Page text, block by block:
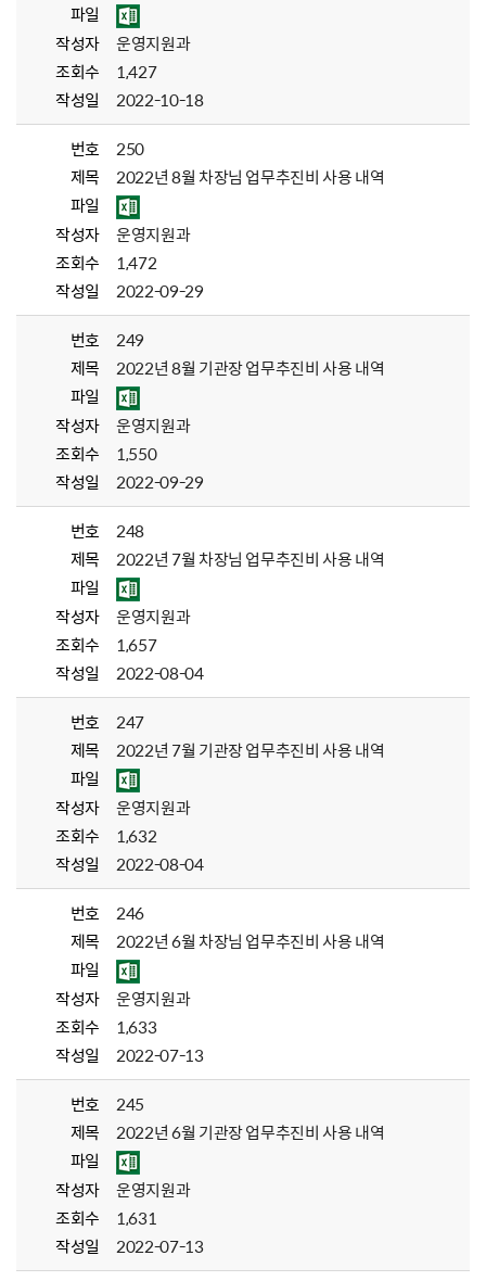
파일
작성자
운영지원과
조회수
1,427
작성일
2022-10-18
번호
250
제목
2022년 8월 차장님 업무추진비 사용 내역
파일
작성자
운영지원과
조회수
1,472
작성일
2022-09-29
번호
249
제목
2022년 8월 기관장 업무추진비 사용 내역
파일
작성자
운영지원과
조회수
1,550
작성일
2022-09-29
번호
248
제목
2022년 7월 차장님 업무추진비 사용 내역
파일
작성자
운영지원과
조회수
1,657
작성일
2022-08-04
번호
247
제목
2022년 7월 기관장 업무추진비 사용 내역
파일
작성자
운영지원과
조회수
1,632
작성일
2022-08-04
번호
246
제목
2022년 6월 차장님 업무추진비 사용 내역
파일
작성자
운영지원과
조회수
1,633
작성일
2022-07-13
번호
245
제목
2022년 6월 기관장 업무추진비 사용 내역
파일
작성자
운영지원과
조회수
1,631
작성일
2022-07-13